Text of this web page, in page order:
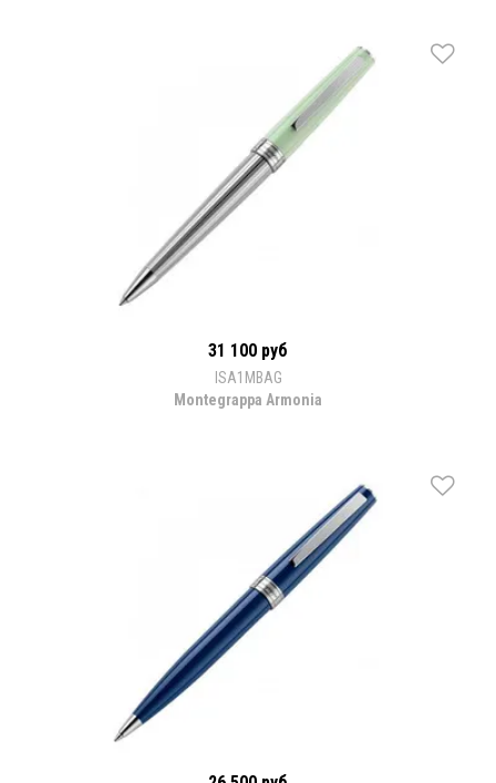
31 100 руб
ISA1MBAG
Montegrappa Armonia